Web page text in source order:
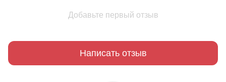
Добавьте первый отзыв
Написать отзыв